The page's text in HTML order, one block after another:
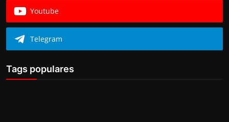
Youtube
Telegram
Tags populares